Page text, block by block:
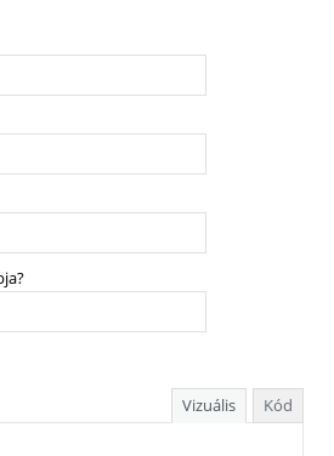
Vizuális Kód